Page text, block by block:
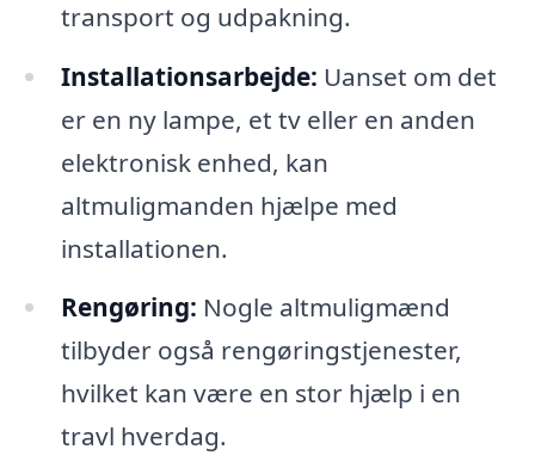
transport og udpakning.
Installationsarbejde: Uanset om det
er en ny lampe, et tv eller en anden
elektronisk enhed, kan
altmuligmanden hjælpe med
installationen.
Rengøring: Nogle altmuligmænd
tilbyder også rengøringstjenester,
hvilket kan være en stor hjælp i en
travl hverdag.